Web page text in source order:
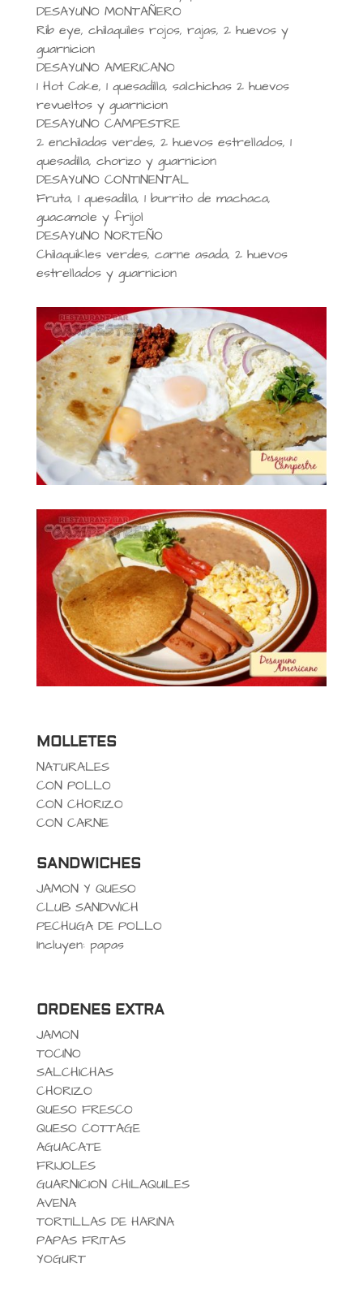
DESAYUNO MONTAÑERO
Rib eye, chilaquiles rojos, rajas, 2 huevos y
guarnicion
DESAYUNO AMERICANO
1 Hot Cake, 1 quesadilla, salchichas 2 huevos
revueltos y guarnicion
DESAYUNO CAMPESTRE
2 enchiladas verdes, 2 huevos estrellados, 1
quesadilla, chorizo y guarnicion
DESAYUNO CONTINENTAL
Fruta, 1 quesadilla, 1 burrito de machaca,
guacamole y frijol
DESAYUNO NORTEÑO
Chilaquikles verdes, carne asada, 2 huevos
estrellados y guarnicion
MOLLETES
NATURALES
CON POLLO
CON CHORIZO
CON CARNE
SANDWICHES
JAMON Y QUESO
CLUB SANDWICH
PECHUGA DE POLLO
Incluyen: papas
ORDENES EXTRA
JAMON
TOCINO
SALCHICHAS
CHORIZO
QUESO FRESCO
QUESO COTTAGE
AGUACATE
FRIJOLES
GUARNICION CHILAQUILES
AVENA
TORTILLAS DE HARINA
PAPAS FRITAS
YOGURT